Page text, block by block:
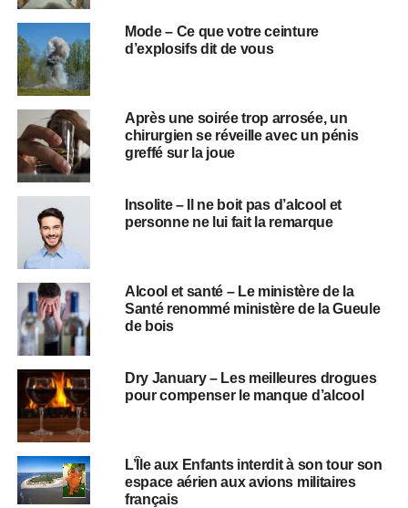
Mode – Ce que votre ceinture
d’explosifs dit de vous
Après une soirée trop arrosée, un
chirurgien se réveille avec un pénis
greffé sur la joue
Insolite – Il ne boit pas d’alcool et
personne ne lui fait la remarque
Alcool et santé – Le ministère de la
Santé renommé ministère de la Gueule
de bois
Dry January – Les meilleures drogues
pour compenser le manque d’alcool
L’Île aux Enfants interdit à son tour son
espace aérien aux avions militaires
français